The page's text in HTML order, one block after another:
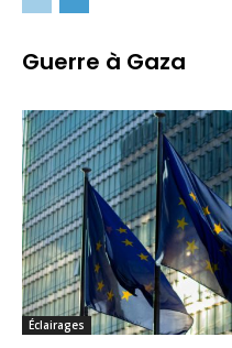
Guerre à Gaza
Éclairages